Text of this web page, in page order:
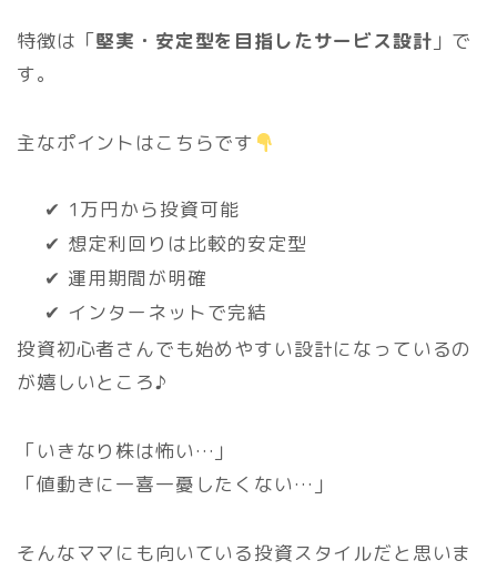
特徴は「堅実・安定型を目指したサービス設計 」で
す。
主なポイントはこちらです
✔ 1万円から投資可能
✔ 想定利回りは比較的安定型
✔ 運用期間が明確
✔ インターネットで完結
投資初心者さんでも始めやすい設計になっているの
が嬉しいところ♪
「いきなり株は怖い…」
「値動きに一喜一憂したくない…」
そんなママにも向いている投資スタイルだと思いま